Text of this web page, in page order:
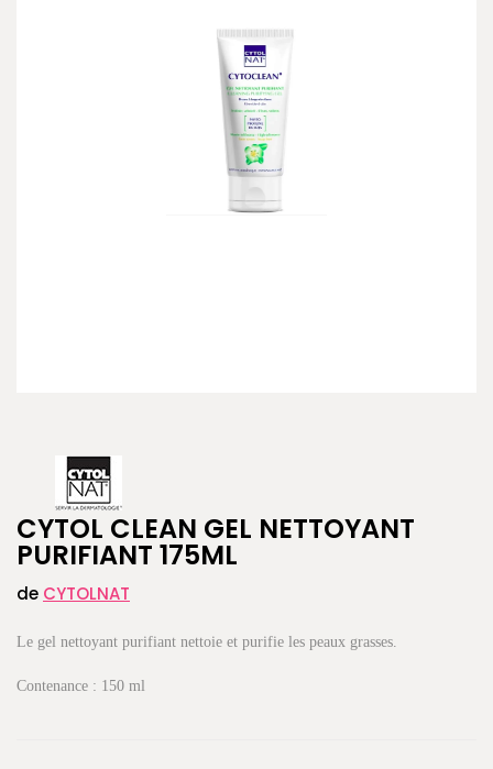
CYTOL CLEAN GEL NETTOYANT
PURIFIANT 175ML
de CYTOLNAT
Le gel nettoyant purifiant nettoie et purifie les peaux grasses.
Contenance : 150 ml